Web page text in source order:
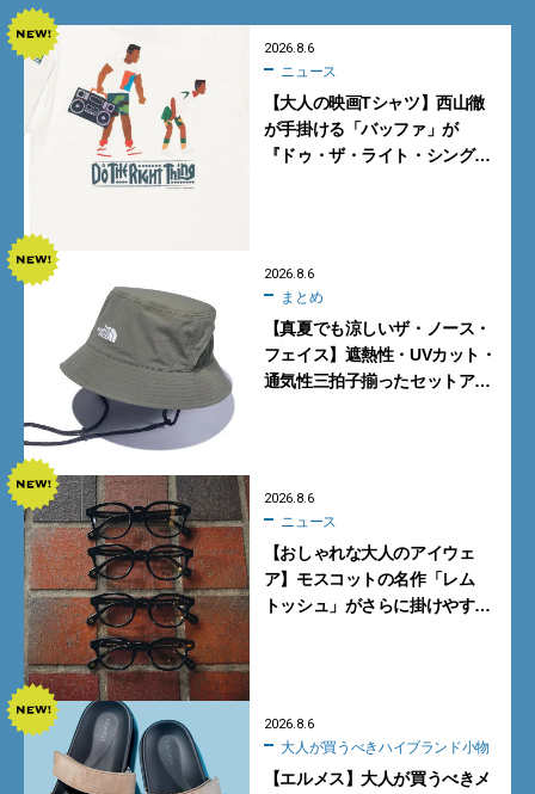
2026.8.6
ニュース
【大人の映画Tシャツ】西山徹
が手掛ける「バッファ」が
『ドゥ・ザ・ライト・シング』
2026.8.6
まとめ
【真夏でも涼しいザ・ノース・
フェイス】遮熱性・UVカット・
通気性三拍子揃ったセットアッ
2026.8.6
ニュース
【おしゃれな大人のアイウェ
ア】モスコットの名作「レム
トッシュ」がさらに掛けやす
2026.8.6
大人が買うべきハイブランド小物
【エルメス】大人が買うべきメ